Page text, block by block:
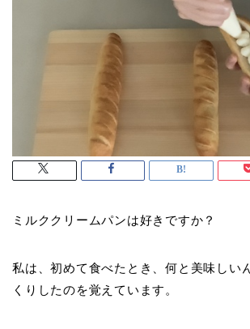
ミルククリームパンは好きですか？
私は、初めて食べたとき、何と美味しい
くりしたのを覚えています。